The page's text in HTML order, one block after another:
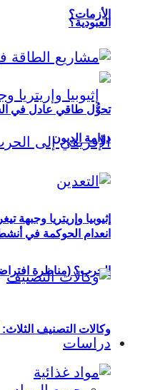
العبودية؟
إثيوبيا وإريتريا وجبهة
الحرب؟ (مناظرة
دراسات
الأزمات؟
تحوُّل طاقي عادل في
دوّامة الديون
انعدام الحوكمة في
وكالات التصنيف